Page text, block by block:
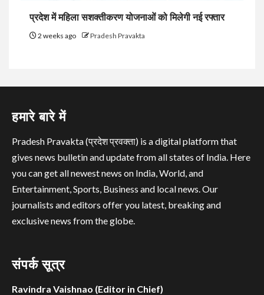
प्रदेश में महिला सशक्तीकरण योजनाओं को मिलेगी नई रफ्तार
2 weeks ago Pradesh Pravakta
हमारे बारे में
Pradesh Pravakta (प्रदेश प्रवक्ता) is a digital platform that
gives news bulletin and update from all states of India. Here
you can get all newest news on India, World, and
Entertainment, Sports, Business and local news. Our
journalists and editors offer you latest, breaking and
exclusive news from the globe.
संपर्क सूत्र
Ravindra Vaishnao (Editor in Chief)